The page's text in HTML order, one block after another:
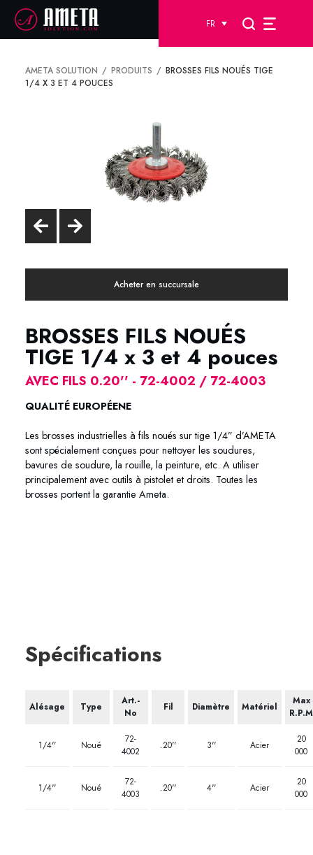
FR
AMETA SOLUTION PRODUITS
BROSSES FILS NOUÉS TIGE
1/4 X 3 ET 4 POUCES
Acheter en succursale
BROSSES FILS NOUÉS
TIGE 1/4 x 3 et 4 pouces
AVEC FILS 0.20'' - 72-4002 / 72-4003
QUALITÉ EUROPÉENE
Les brosses industrielles à fils noués sur tige 1/4” d’AMETA
sont spécialement conçues pour nettoyer les soudures,
bavures de soudure, la rouille, la peinture, etc. A utiliser
principalement avec outils à pistolet et droits. Toutes les
brosses portent la garantie Ameta.
Spécifications
Alésage Type
Art.-
No
Fil Diamètre Matériel
Max
R.P.M
1/4'' Noué
72-
4002
.20'' 3'' Acier
20
000
1/4'' Noué
72-
4003
.20'' 4'' Acier
20
000